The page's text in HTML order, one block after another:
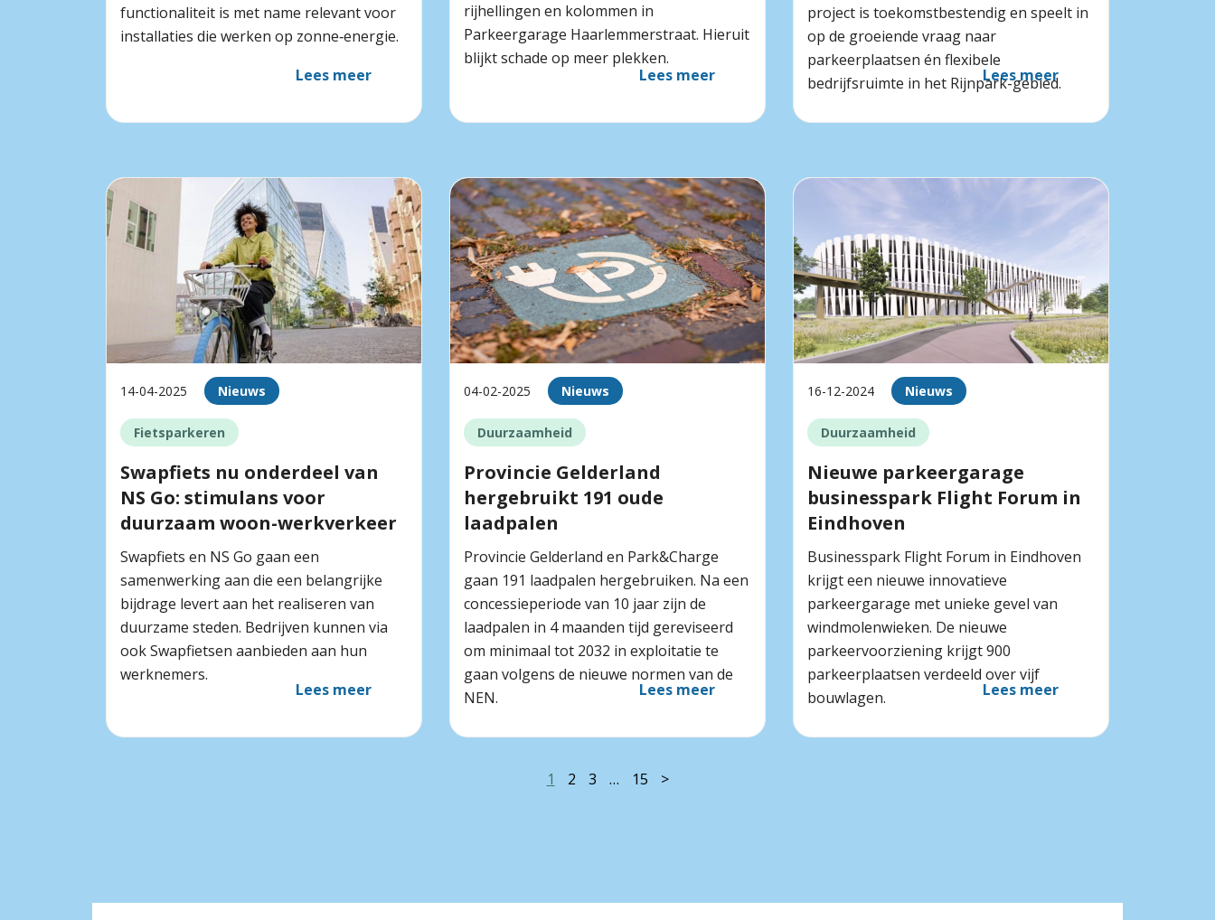
functionaliteit is met name relevant voor
installaties die werken op zonne‑energie.
Lees meer
rijhellingen en kolommen in
Parkeergarage Haarlemmerstraat. Hieruit
blijkt schade op meer plekken.
Lees meer
project is toekomstbestendig en speelt in
op de groeiende vraag naar
parkeerplaatsen én flexibele
bedrijfsruimte in het Rijnpark-gebied.
Lees meer
14-04-2025 Nieuws
Fietsparkeren
Swapfiets nu onderdeel van
NS Go: stimulans voor
duurzaam woon-werkverkeer
Swapfiets en NS Go gaan een
samenwerking aan die een belangrijke
bijdrage levert aan het realiseren van
duurzame steden. Bedrijven kunnen via
ook Swapfietsen aanbieden aan hun
werknemers.
Lees meer
04-02-2025 Nieuws
Duurzaamheid
Provincie Gelderland
hergebruikt 191 oude
laadpalen
Provincie Gelderland en Park&Charge
gaan 191 laadpalen hergebruiken. Na een
concessieperiode van 10 jaar zijn de
laadpalen in 4 maanden tijd gereviseerd
om minimaal tot 2032 in exploitatie te
gaan volgens de nieuwe normen van de
NEN.
Lees meer
16-12-2024 Nieuws
Duurzaamheid
Nieuwe parkeergarage
businesspark Flight Forum in
Eindhoven
Businesspark Flight Forum in Eindhoven
krijgt een nieuwe innovatieve
parkeergarage met unieke gevel van
windmolenwieken. De nieuwe
parkeervoorziening krijgt 900
parkeerplaatsen verdeeld over vijf
bouwlagen.
Lees meer
1 2 3 … 15 >